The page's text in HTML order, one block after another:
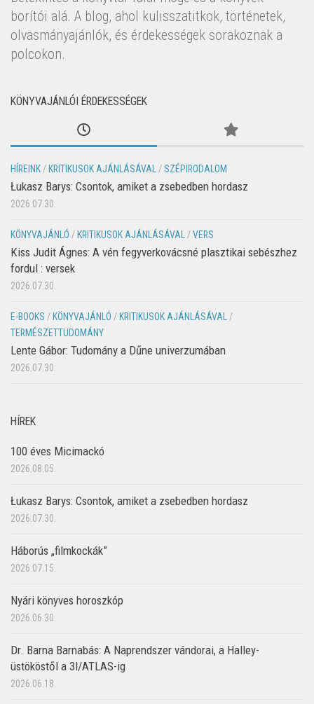
borítói alá. A blog, ahol kulisszatitkok, történetek,
olvasmányajánlók, és érdekességek sorakoznak a
polcokon.
KÖNYVAJÁNLÓI ÉRDEKESSÉGEK
HÍREINK/ KRITIKUSOK AJÁNLÁSÁVAL/ SZÉPIRODALOM
Łukasz Barys: Csontok, amiket a zsebedben hordasz
2026.07.30.
KÖNYVAJÁNLÓ / KRITIKUSOK AJÁNLÁSÁVAL/VERS
Kiss Judit Ágnes: A vén fegyverkovácsné plasztikai sebészhez
fordul : versek
2026.07.30.
E-BOOKS / KÖNYVAJÁNLÓ / KRITIKUSOK AJÁNLÁSÁVAL/
TERMÉSZETTUDOMÁNY
Lente Gábor: Tudomány a Dűne univerzumában
2026.07.30.
HÍREK
100 éves Micimackó
2026.08.05.
Łukasz Barys: Csontok, amiket a zsebedben hordasz
2026.07.30.
Háborús „filmkockák”
2026.07.15.
Nyári könyves horoszkóp
2026.06.30.
Dr. Barna Barnabás: A Naprendszer vándorai, a Halley-
üstököstől a 3I/ATLAS-ig
2026.06.18.